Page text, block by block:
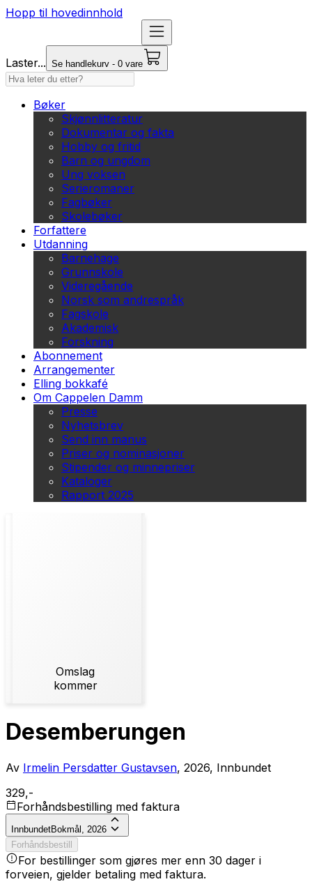
Hopp til hovedinnhold
Laster... Se handlekurv - 0 vare
Bøker
Skjønnlitteratur
Dokumentar og fakta
Hobby og fritid
Barn og ungdom
Ung voksen
Serieromaner
Fagbøker
Skolebøker
Forfattere
Utdanning
Barnehage
Grunnskole
Videregående
Norsk som andrespråk
Fagskole
Akademisk
Forskning
Abonnement
Arrangementer
Elling bokkafé
Om Cappelen Damm
Presse
Nyhetsbrev
Send inn manus
Priser og nominasjoner
Stipender og minnepriser
Kataloger
Rapport 2025
Omslag
kommer
Desemberungen
Av Irmelin Persdatter Gustavsen, 2026, Innbundet
329,-
Forhåndsbestilling med faktura
InnbundetBokmål, 2026
Forhåndsbestill
For bestillinger som gjøres mer enn 30 dager i
forveien, gjelder betaling med faktura.